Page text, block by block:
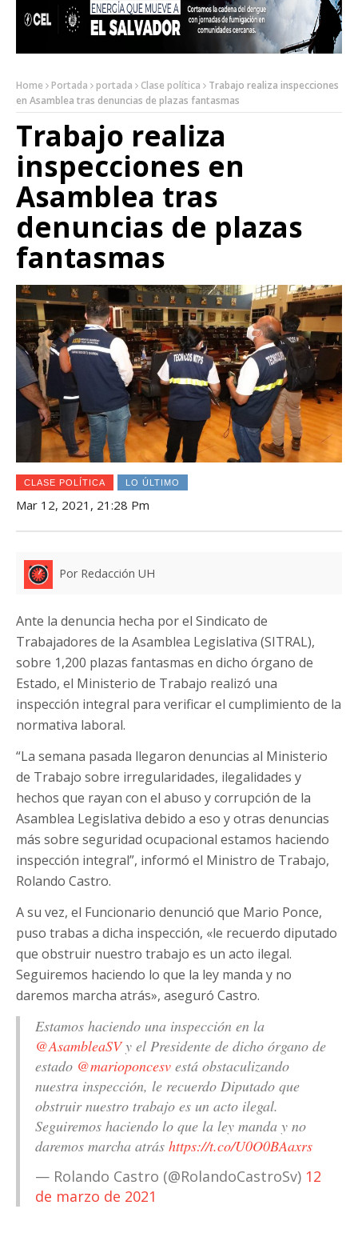
Home Portada portada Clase política
Trabajo realiza inspecciones
en Asamblea tras denuncias de plazas fantasmas
Trabajo realiza
inspecciones en
Asamblea tras
denuncias de plazas
fantasmas
CLASE POLÍTICA LO ÚLTIMO
Mar 12, 2021, 21:28 Pm
Por Redacción UH
Ante la denuncia hecha por el Sindicato de
Trabajadores de la Asamblea Legislativa (SITRAL),
sobre 1,200 plazas fantasmas en dicho órgano de
Estado, el Ministerio de Trabajo realizó una
inspección integral para verificar el cumplimiento de la
normativa laboral.
“La semana pasada llegaron denuncias al Ministerio
de Trabajo sobre irregularidades, ilegalidades y
hechos que rayan con el abuso y corrupción de la
Asamblea Legislativa debido a eso y otras denuncias
más sobre seguridad ocupacional estamos haciendo
inspección integral”, informó el Ministro de Trabajo,
Rolando Castro.
A su vez, el Funcionario denunció que Mario Ponce,
puso trabas a dicha inspección, «le recuerdo diputado
que obstruir nuestro trabajo es un acto ilegal.
Seguiremos haciendo lo que la ley manda y no
daremos marcha atrás», aseguró Castro.
Estamos haciendo una inspección en la
@AsambleaSVy el Presidente de dicho órgano de
estado @marioponcesv está obstaculizando
nuestra inspección, le recuerdo Diputado que
obstruir nuestro trabajo es un acto ilegal.
Seguiremos haciendo lo que la ley manda y no
daremos marcha atrás https://t.co/U0O0BAaxrs
— Rolando Castro (@RolandoCastroSv) 12
de marzo de 2021